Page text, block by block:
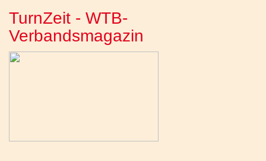
TurnZeit - WTB-
Verbandsmagazin